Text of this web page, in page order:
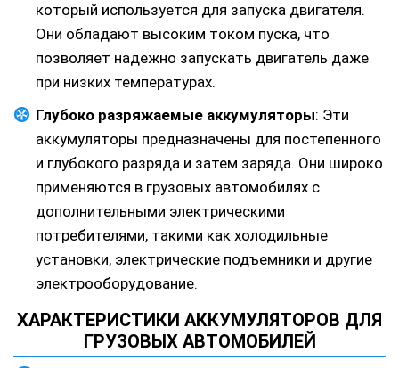
который используется для запуска двигателя.
Они обладают высоким током пуска, что
позволяет надежно запускать двигатель даже
при низких температурах.
Глубоко разряжаемые аккумуляторы: Эти
аккумуляторы предназначены для постепенного
и глубокого разряда и затем заряда. Они широко
применяются в грузовых автомобилях с
дополнительными электрическими
потребителями, такими как холодильные
установки, электрические подъемники и другие
электрооборудование.
ХАРАКТЕРИСТИКИ АККУМУЛЯТОРОВ ДЛЯ
ГРУЗОВЫХ АВТОМОБИЛЕЙ